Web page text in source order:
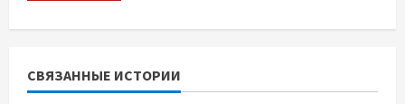
ч
СВЯЗАННЫЕ ИСТОРИИ